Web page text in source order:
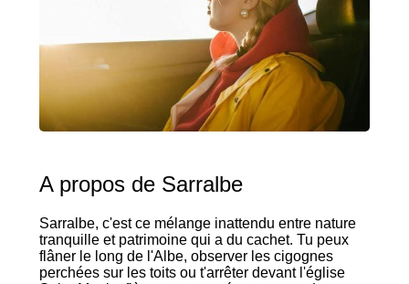
A propos de Sarralbe
Sarralbe, c'est ce mélange inattendu entre nature
tranquille et patrimoine qui a du cachet. Tu peux
flâner le long de l'Albe, observer les cigognes
perchées sur les toits ou t'arrêter devant l'église